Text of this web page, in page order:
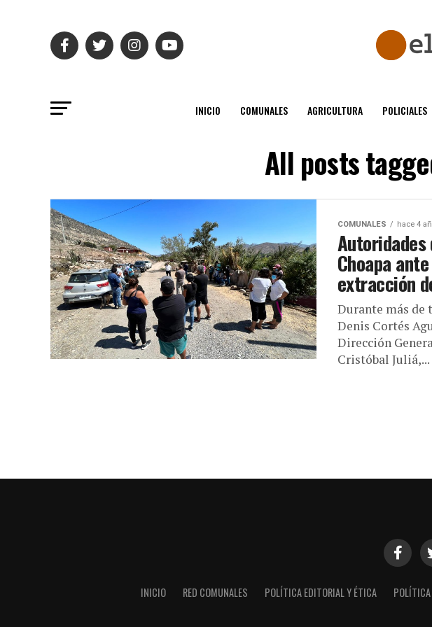
INICIO COMUNALES AGRICULTURA POLICIALES
All posts
COMUNALES hace 4
Choapa
extracción
Durante más de
Denis Cortés
Dirección
Cristóbal Juliá,...
INICIO RED COMUNALES POLÍTICA EDITORIAL Y ÉTICA